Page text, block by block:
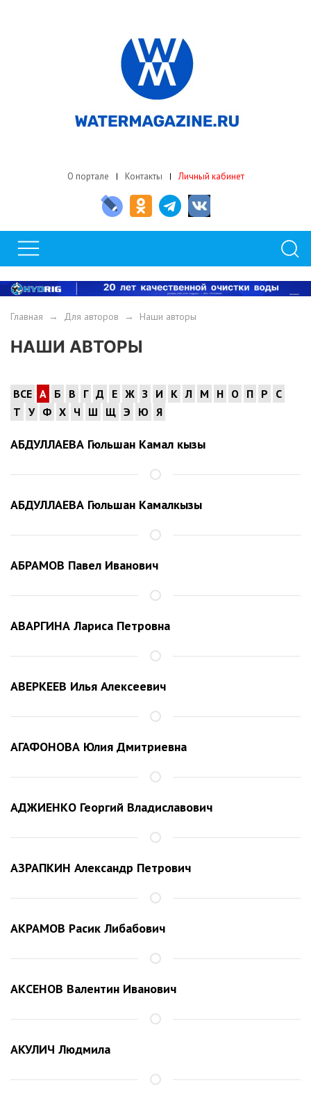
О портале Контакты Личный кабинет
Главная → Для авторов → Наши авторы
НАШИ АВТОРЫ
ВСЕ А Б В Г Д Е Ж З И К Л М Н О П Р
С
Т У Ф Х Ч Ш Щ Э Ю Я
АБДУЛЛАЕВА Гюльшан Камал кызы
АБДУЛЛАЕВА Гюльшан Камалкызы
АБРАМОВ Павел Иванович
АВАРГИНА Лариса Петровна
АВЕРКЕЕВ Илья Алексеевич
АГАФОНОВА Юлия Дмитриевна
АДЖИЕНКО Георгий Владиславович
АЗРАПКИН Александр Петрович
АКРАМОВ Расик Либабович
АКСЕНОВ Валентин Иванович
АКУЛИЧ Людмила